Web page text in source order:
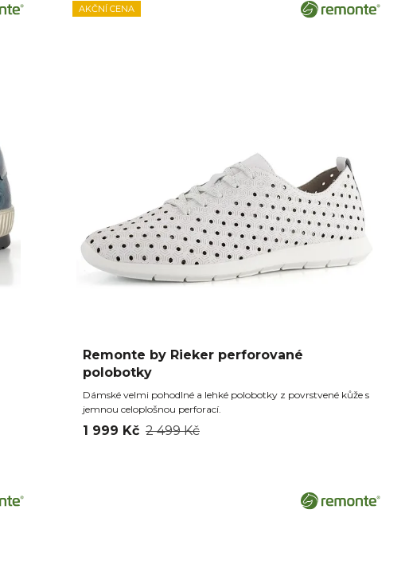
AKČNÍ CENA
Remonte by Rieker perforované
polobotky
Dámské velmi pohodlné a lehké polobotky z povrstvené kůže s
jemnou celoplošnou perforací.
1 999 Kč 2 499 Kč